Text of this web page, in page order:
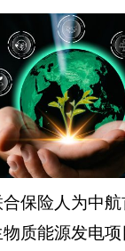
保险人为中
质能源发电